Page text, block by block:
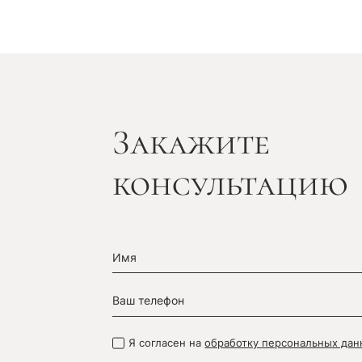
Закажите
консультацию
Я согласен наобработку персональных